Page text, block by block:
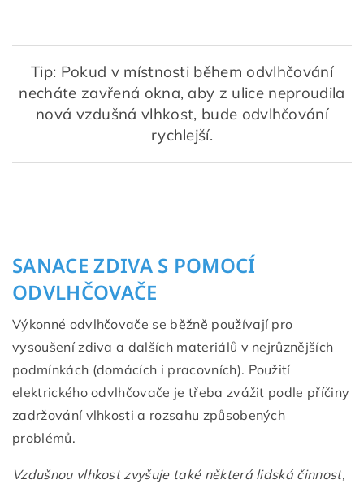
Tip: Pokud v místnosti během odvlhčování
necháte zavřená okna, aby z ulice neproudila
nová vzdušná vlhkost, bude odvlhčování
rychlejší.
SANACE ZDIVA S POMOCÍ
ODVLHČOVAČE
Výkonné odvlhčovače se běžně používají pro
vysoušení zdiva a dalších materiálů v nejrůznějších
podmínkách (domácích i pracovních). Použití
elektrického odvlhčovače je třeba zvážit podle příčiny
zadržování vlhkosti a rozsahu způsobených
problémů.
Vzdušnou vlhkost zvyšuje také některá lidská činnost,